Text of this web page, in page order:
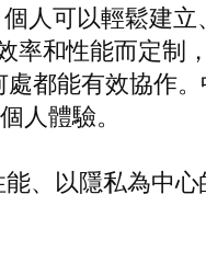
人可以輕鬆建立
和性能而定制，
都能有效協作
人體驗。
、以隱私為中